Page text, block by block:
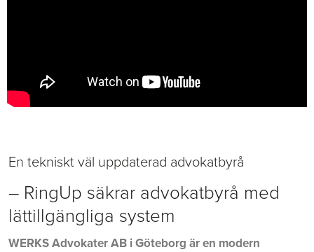
En tekniskt väl uppdaterad advokatbyrå
– RingUp säkrar advokatbyrå med
lättillgängliga system
WERKS Advokater AB i Göteborg är en modern